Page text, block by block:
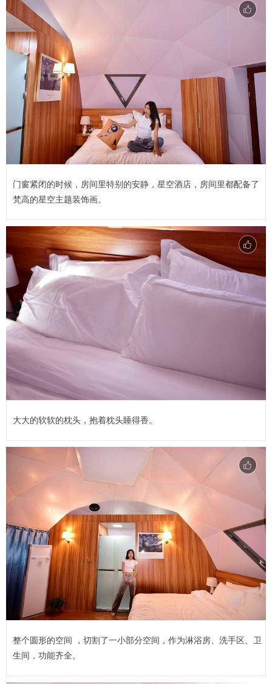
门窗紧闭的时候，房间里特别的安静，星空酒店，房间里都配备了
梵高的星空主题装饰画。
大大的软软的枕头，抱着枕头睡得香。
整个圆形的空间 ，切割了一小部分空间，作为淋浴房、洗手区、卫
生间，功能齐全。